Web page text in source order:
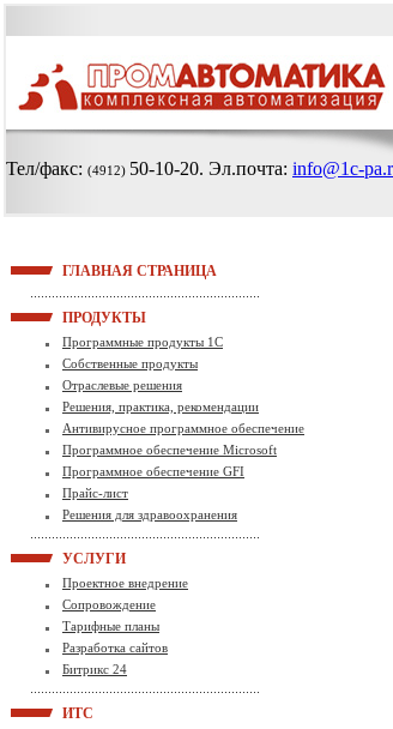
Тел/факс: (4912) 50-10-20. Эл.почта: info@1c-
ГЛАВНАЯ СТРАНИЦА
ПРОДУКТЫ
Программные продукты 1С
Собственные продукты
Отраслевые решения
Решения, практика, рекомендации
Антивирусное программное обеспечение
Программное обеспечение Microsoft
Программное обеспечение GFI
Прайс-лист
Решения для здравоохранения
УСЛУГИ
Проектное внедрение
Сопровождение
Тарифные планы
Разработка сайтов
Битрикс 24
ИТС